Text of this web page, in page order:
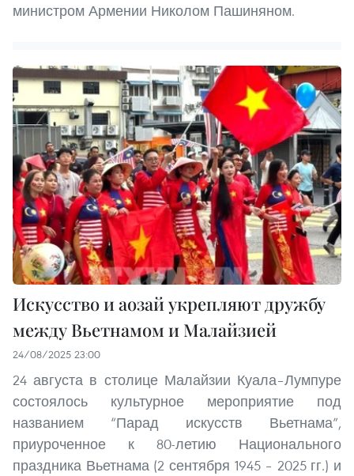
министром Армении Николом Пашиняном.
Искусство и аозай укрепляют дружбу
между Вьетнамом и Малайзией
24/08/2025 23:00
24 августа в столице Малайзии Куала–Лумпуре
состоялось культурное мероприятие под
названием “Парад искусств Вьетнама”,
приуроченное к 80-летию Национального
праздника Вьетнама (2 сентября 1945 – 2025 гг.) и